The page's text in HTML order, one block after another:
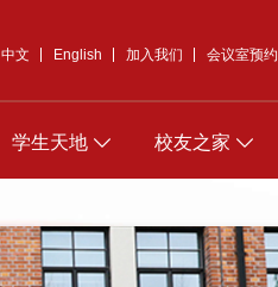
中文 English 加入我们 会议室预约
学生天地 校友之家